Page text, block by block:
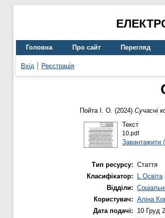
Головна Про сайт Перегляд
Вхід Реєстрація
Пойта І. О. (2024) Сучасні
Текст
10.pdf
Завантажити
Тип ресурсу: Стаття
Класифікатор:
L Освіта
Відділи:
Користувач: Аліна
Дата подачі:
10 Груд